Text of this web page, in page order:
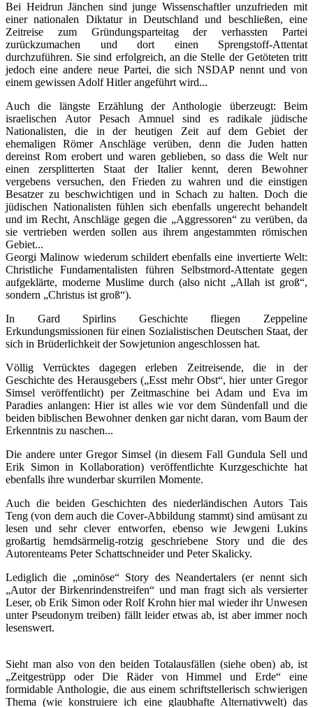
Bei Heidrun Jänchen sind junge Wissenschaftler unzufrieden mit
einer nationalen Diktatur in Deutschland und beschließen, eine
Zeitreise zum Gründungsparteitag der verhassten Partei
zurückzumachen und dort einen Sprengstoff-Attentat
durchzuführen. Sie sind erfolgreich, an die Stelle der Getöteten tritt
jedoch eine andere neue Partei, die sich NSDAP nennt und von
einem gewissen Adolf Hitler angeführt wird...
Auch die längste Erzählung der Anthologie überzeugt: Beim
israelischen Autor Pesach Amnuel sind es radikale jüdische
Nationalisten, die in der heutigen Zeit auf dem Gebiet der
ehemaligen Römer Anschläge verüben, denn die Juden hatten
dereinst Rom erobert und waren geblieben, so dass die Welt nur
einen zersplitterten Staat der Italier kennt, deren Bewohner
vergebens versuchen, den Frieden zu wahren und die einstigen
Besatzer zu beschwichtigen und in Schach zu halten. Doch die
jüdischen Nationalisten fühlen sich ebenfalls ungerecht behandelt
und im Recht, Anschläge gegen die „Aggressoren“ zu verüben, da
sie vertrieben werden sollen aus ihrem angestammten römischen
Gebiet...
Georgi Malinow wiederum schildert ebenfalls eine invertierte Welt:
Christliche Fundamentalisten führen Selbstmord-Attentate gegen
aufgeklärte, moderne Muslime durch (also nicht „Allah ist groß“,
sondern „Christus ist groß“).
In Gard Spirlins Geschichte fliegen Zeppeline
Erkundungsmissionen für einen Sozialistischen Deutschen Staat, der
sich in Brüderlichkeit der Sowjetunion angeschlossen hat.
Völlig Verrücktes dagegen erleben Zeitreisende, die in der
Geschichte des Herausgebers („Esst mehr Obst“, hier unter Gregor
Simsel veröffentlicht) per Zeitmaschine bei Adam und Eva im
Paradies anlangen: Hier ist alles wie vor dem Sündenfall und die
beiden biblischen Bewohner denken gar nicht daran, vom Baum der
Erkenntnis zu naschen...
Die andere unter Gregor Simsel (in diesem Fall Gundula Sell und
Erik Simon in Kollaboration) veröffentlichte Kurzgeschichte hat
ebenfalls ihre wunderbar skurrilen Momente.
Auch die beiden Geschichten des niederländischen Autors Tais
Teng (von dem auch die Cover-Abbildung stammt) sind amüsant zu
lesen und sehr clever entworfen, ebenso wie Jewgeni Lukins
großartig hemdsärmelig-rotzig geschriebene Story und die des
Autorenteams Peter Schattschneider und Peter Skalicky.
Lediglich die „ominöse“ Story des Neandertalers (er nennt sich
„Autor der Birkenrindenstreifen“ und man fragt sich als versierter
Leser, ob Erik Simon oder Rolf Krohn hier mal wieder ihr Unwesen
unter Pseudonym treiben) fällt leider etwas ab, ist aber immer noch
lesenswert.
Sieht man also von den beiden Totalausfällen (siehe oben) ab, ist
„Zeitgestrüpp oder Die Räder von Himmel und Erde“ eine
formidable Anthologie, die aus einem schriftstellerisch schwierigen
Thema (wie konstruiere ich eine glaubhafte Alternativwelt) das